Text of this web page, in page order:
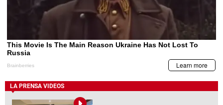
LA PRENSA VIDEOS